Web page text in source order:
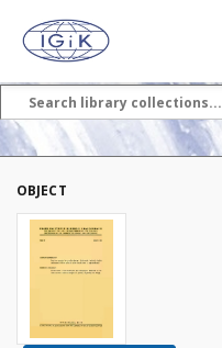
OBJECT